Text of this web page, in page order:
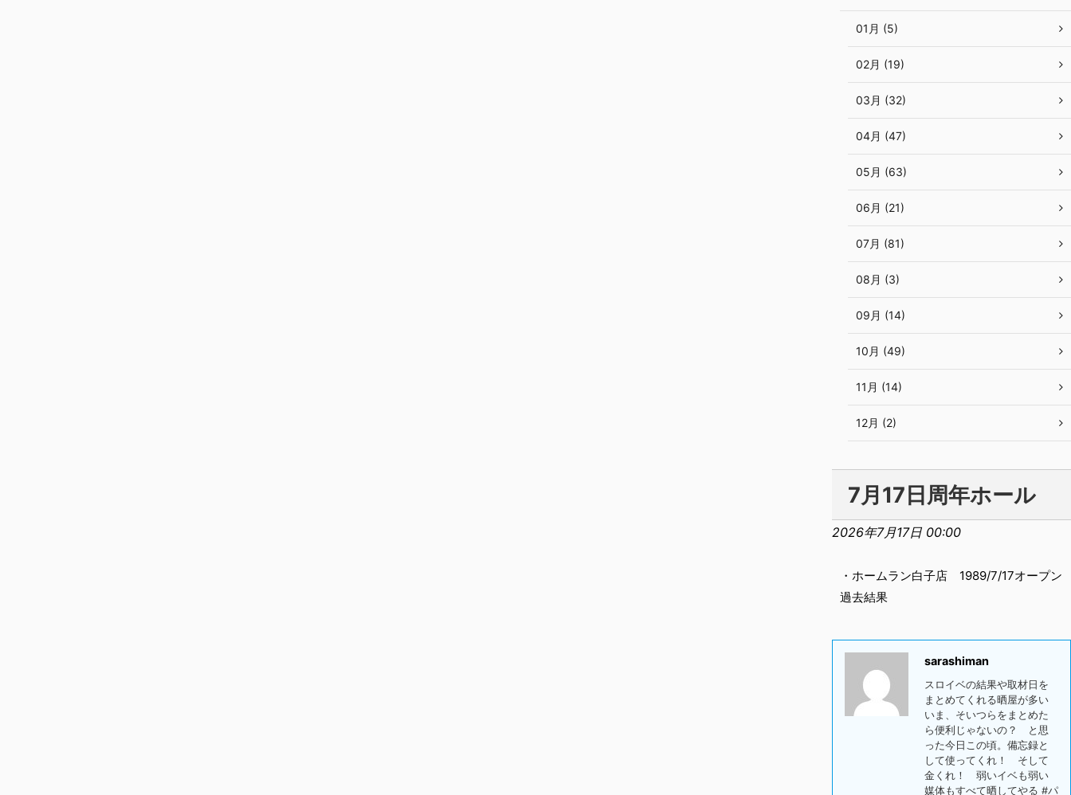
01月 (5)
02月 (19)
03月 (32)
04月 (47)
05月 (63)
06月 (21)
07月 (81)
08月 (3)
09月 (14)
10月 (49)
11月 (14)
12月 (2)
7月17日周年ホール
2026年7月17日 00:00
・ホームラン白子店 1989/7/17オープン
過去結果
sarashiman
スロイベの結果や取材日を
まとめてくれる晒屋が多い
いま、そいつらをまとめた
ら便利じゃないの？ と思
った今日この頃。備忘録と
して使ってくれ！ そして
金くれ！ 弱いイベも弱い
媒体もすべて晒してやる #パ